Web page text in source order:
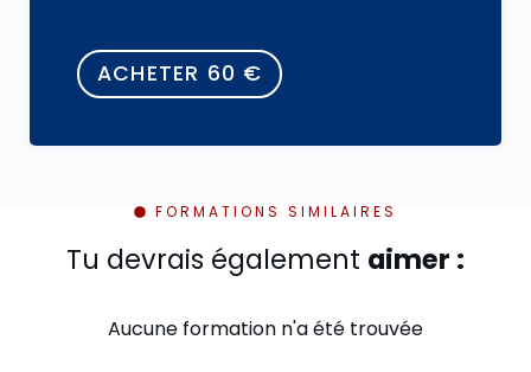
ACHETER 60 €
FORMATIONS SIMILAIRES
Tu devrais également aimer :
Aucune formation n'a été trouvée